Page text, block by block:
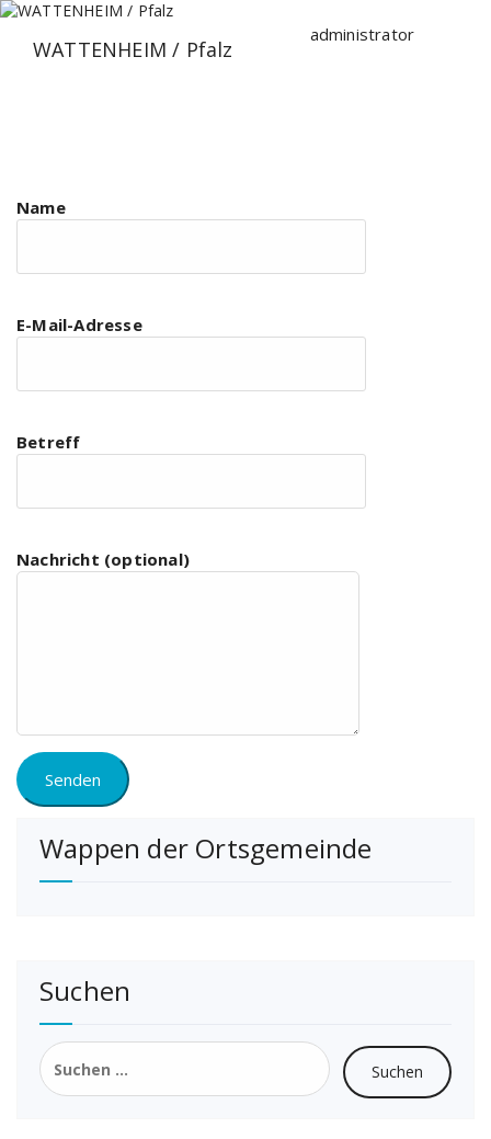
Zum
springenWATTENHEIM / Pfalz
administrator
Name
E-Mail-Adresse
Betreff
Nachricht (optional)
Wappen der Ortsgemeinde
Suchen
Suchen
nach: